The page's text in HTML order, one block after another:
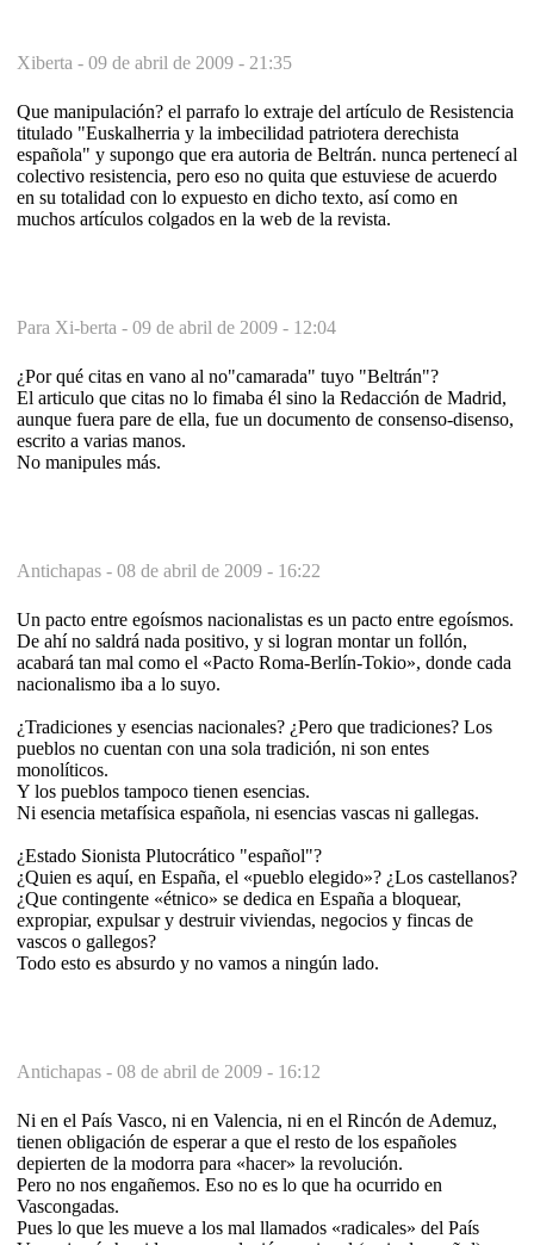
Xiberta - 09 de abril de 2009 - 21:35
Que manipulación? el parrafo lo extraje del artículo de Resistencia
titulado "Euskalherria y la imbecilidad patriotera derechista
española" y supongo que era autoria de Beltrán. nunca pertenecí al
colectivo resistencia, pero eso no quita que estuviese de acuerdo
en su totalidad con lo expuesto en dicho texto, así como en
muchos artículos colgados en la web de la revista.
Para Xi-berta - 09 de abril de 2009 - 12:04
¿Por qué citas en vano al no"camarada" tuyo "Beltrán"?
El articulo que citas no lo fimaba él sino la Redacción de Madrid,
aunque fuera pare de ella, fue un documento de consenso-disenso,
escrito a varias manos.
No manipules más.
Antichapas - 08 de abril de 2009 - 16:22
Un pacto entre egoísmos nacionalistas es un pacto entre egoísmos.
De ahí no saldrá nada positivo, y si logran montar un follón,
acabará tan mal como el «Pacto Roma-Berlín-Tokio», donde cada
nacionalismo iba a lo suyo.
¿Tradiciones y esencias nacionales? ¿Pero que tradiciones? Los
pueblos no cuentan con una sola tradición, ni son entes
monolíticos.
Y los pueblos tampoco tienen esencias.
Ni esencia metafísica española, ni esencias vascas ni gallegas.
¿Estado Sionista Plutocrático "español"?
¿Quien es aquí, en España, el «pueblo elegido»? ¿Los castellanos?
¿Que contingente «étnico» se dedica en España a bloquear,
expropiar, expulsar y destruir viviendas, negocios y fincas de
vascos o gallegos?
Todo esto es absurdo y no vamos a ningún lado.
Antichapas - 08 de abril de 2009 - 16:12
Ni en el País Vasco, ni en Valencia, ni en el Rincón de Ademuz,
tienen obligación de esperar a que el resto de los españoles
depierten de la modorra para «hacer» la revolución.
Pero no nos engañemos. Eso no es lo que ha ocurrido en
Vascongadas.
Pues lo que les mueve a los mal llamados «radicales» del País